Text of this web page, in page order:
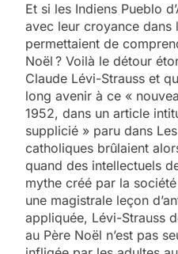
Et si les Indiens Pueblo
avec leur croyance dans
permettaient de
Noël ? Voilà le détour
Claude Lévi-Strauss et
long avenir à ce «
1952, dans un article
supplicié » paru dans
catholiques brûlaient
quand des intellectuels
mythe créé par la
une magistrale leçon
appliquée, Lévi-Strauss
au Père Noël n’est pas